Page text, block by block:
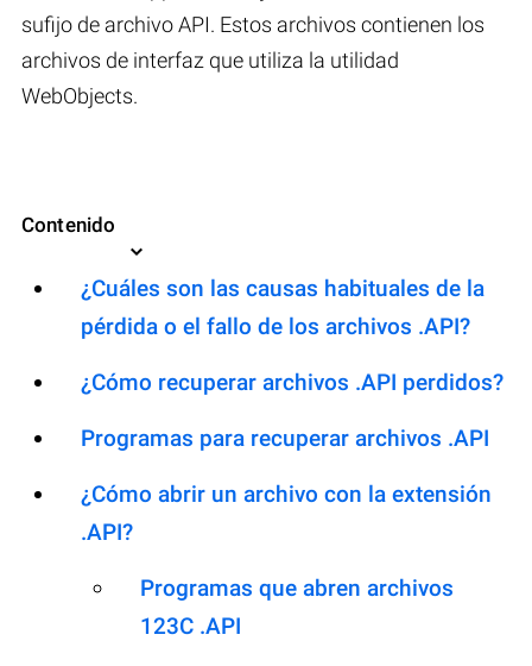
sufijo de archivo API. Estos archivos contienen los
archivos de interfaz que utiliza la utilidad
WebObjects.
Contenido
¿Cuáles son las causas habituales de la
pérdida o el fallo de los archivos .API?
¿Cómo recuperar archivos .API perdidos?
Programas para recuperar archivos .API
¿Cómo abrir un archivo con la extensión
.API?
Programas que abren archivos
123C .API